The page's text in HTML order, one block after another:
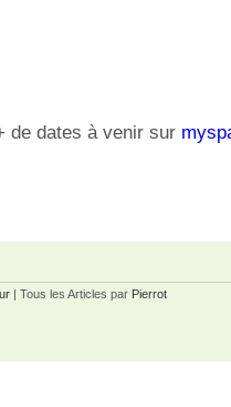
de dates à venir sur
| Tous les Articles par Pierrot